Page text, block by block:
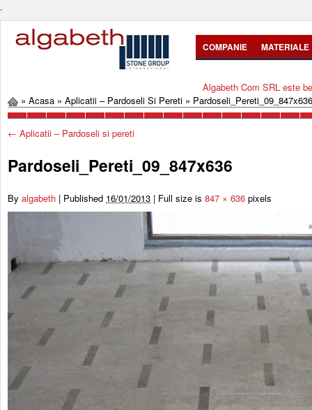
.
COMPANIE MATERIALE
Algabeth Com SRL este
» Acasa » Aplicatii – Pardoseli Si Pereti » Pardoseli_Pereti_09_847x636
← Aplicatii – Pardoseli si pereti
Pardoseli_Pereti_09_847x636
By algabeth | Published 16/01/2013 | Full size is 847 × 636 pixels